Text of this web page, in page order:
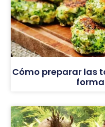
Cómo preparar las